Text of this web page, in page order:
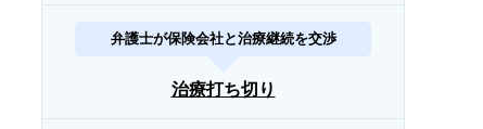
弁護士が保険会社と治療継続を交渉
治療打ち切り